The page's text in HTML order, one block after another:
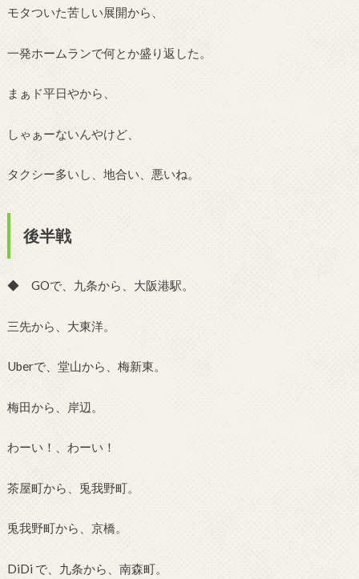
モタついた苦しい展開から、
一発ホームランで何とか盛り返した。
まぁド平日やから、
しゃぁーないんやけど、
タクシー多いし、地合い、悪いね。
後半戦
◆ GOで、九条から、大阪港駅。
三先から、大東洋。
Uberで、堂山から、梅新東。
梅田から、岸辺。
わーい！、わーい！
茶屋町から、兎我野町。
兎我野町から、京橋。
DiDi で、九条から、南森町。